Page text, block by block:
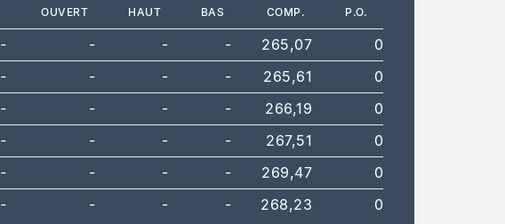
OUVERT HAUT BAS COMP. P.O.
- - - - 265,07
0
- - - - 265,61
0
- - - - 266,19
0
- - - - 267,51
0
- - - - 269,47
0
- - - - 268,23 0